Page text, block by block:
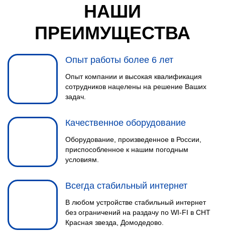
НАШИ
ПРЕИМУЩЕСТВА
Опыт работы более 6 лет
Опыт компании и высокая квалификация
сотрудников нацелены на решение Ваших
задач.
Качественное оборудование
Оборудование, произведенное в России,
приспособленное к нашим погодным
условиям.
Всегда стабильный интернет
В любом устройстве стабильный интернет
без ограничений на раздачу по WI-FI в СНТ
Красная звезда, Домодедово.